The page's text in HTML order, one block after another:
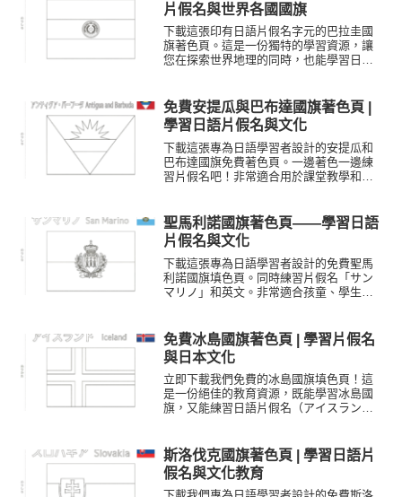
片假名與世界各國國旗
下載這張印有日語片假名字元的巴拉圭國
旗著色頁。這是一份獨特的學習資源，讓
您在探索世界地理的同時，也能學習日語
免費安提瓜與巴布達國旗著色頁 |
學習日語片假名與文化
下載這張專為日語學習者設計的安提瓜和
巴布達國旗免費著色頁。一邊著色一邊練
習片假名吧！非常適合用於課堂教學和居
聖馬利諾國旗著色頁——學習日語
片假名與文化
下載這張專為日語學習者設計的免費聖馬
利諾國旗填色頁。同時練習片假名「サン
マリノ」和英文。非常適合孩童、學生以
免費冰島國旗著色頁 | 學習片假名
與日本文化
立即下載我們免費的冰島國旗填色頁！這
是一份絕佳的教育資源，既能學習冰島國
旗，又能練習日語片假名（アイスラン
斯洛伐克國旗著色頁 | 學習日語片
假名與文化教育